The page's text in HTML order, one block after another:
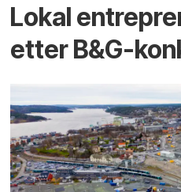
Lokal
etter B&G-